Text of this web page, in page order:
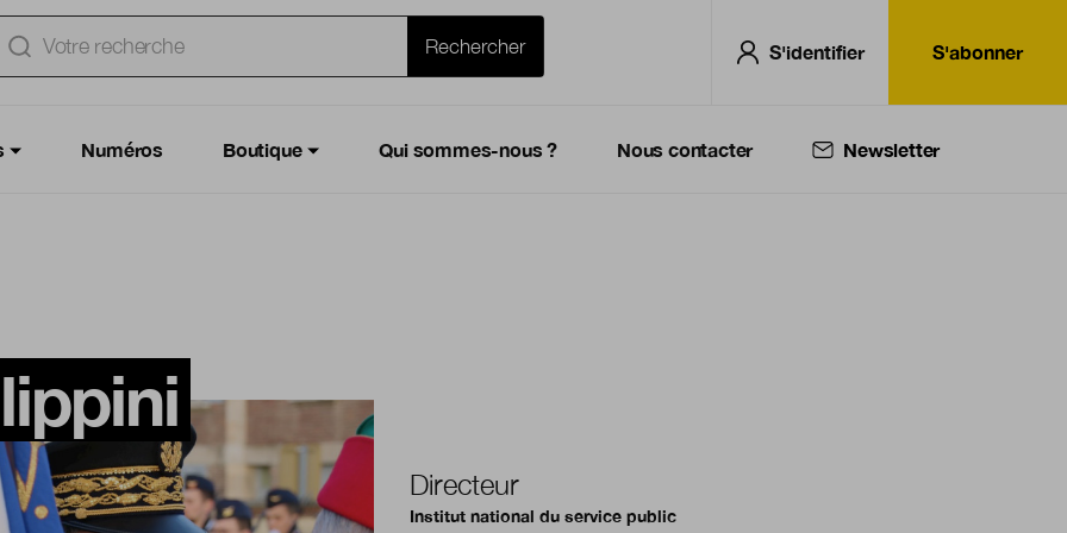
S'identifier S'abonner
Numéros Boutique Qui sommes-nous ? Nous contacter Newsletter
Directeur
Institut national du service public